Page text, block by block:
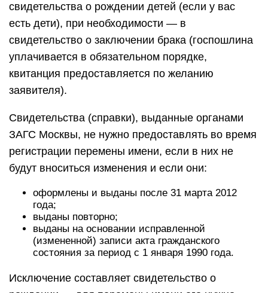
свидетельства о рождении детей (если у вас
есть дети), при необходимости — в
свидетельство о заключении брака (госпошлина
уплачивается в обязательном порядке,
квитанция предоставляется по желанию
заявителя).
Свидетельства (справки), выданные органами
ЗАГС Москвы, не нужно предоставлять во время
регистрации перемены имени, если в них не
будут вноситься изменения и если они:
оформлены и выданы после 31 марта 2012
года;
выданы повторно;
выданы на основании исправленной
(измененной) записи акта гражданского
состояния за период с 1 января 1990 года.
Исключение составляет свидетельство о